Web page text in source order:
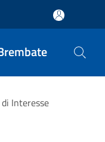
Interesse